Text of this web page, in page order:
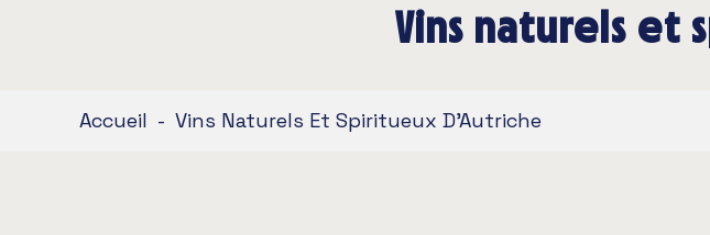
Vins naturels et
Accueil - Vins Naturels Et Spiritueux D'Autriche